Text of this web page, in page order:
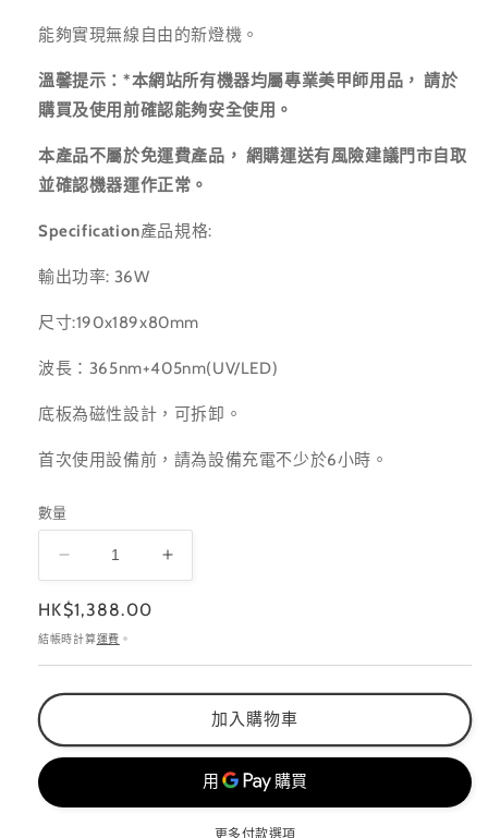
能夠實現無線自由的新燈機。
溫馨提示：*本網站所有機器均屬專業美甲師用品， 請於
購買及使用前確認能夠安全使用。
本產品不屬於免運費產品， 網購運送有風險建議門市自取
並確認機器運作正常。
Specification產品規格:
輸出功率: 36W
尺寸:190x189x80mm
波長：365nm+405nm(UV/LED)
底板為磁性設計，可拆卸。
首次使用設備前，請為設備充電不少於6小時。
數量
LUCUGEL
LED
無
線
燈
機
量
少
LUCUGEL
LED
燈
機
量
加
定
價
HK$1,388.00
結帳時計算運費 。
加入購物車
更多付款選項